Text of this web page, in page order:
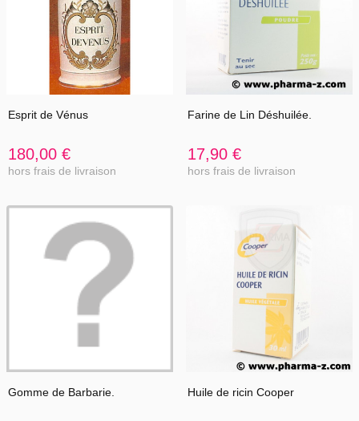
Esprit de Vénus
180,00 €
hors frais de livraison
Farine de Lin Déshuilée.
17,90 €
hors frais de livraison
Gomme de Barbarie. Huile de ricin Cooper